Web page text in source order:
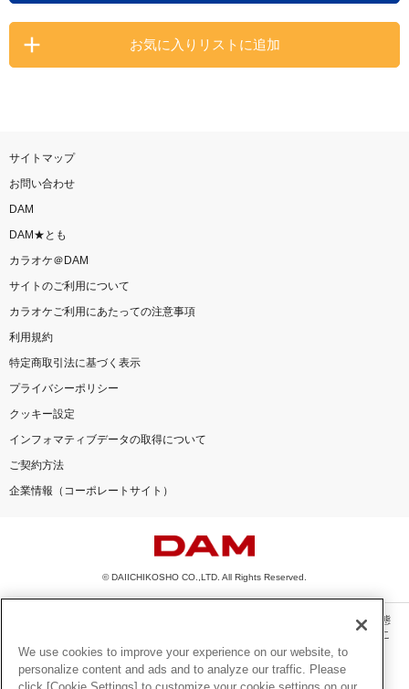
お気に入りリストに追加
サイトマップ
お問い合わせ
DAM
DAM★とも
カラオケ＠DAM
サイトのご利用について
カラオケご利用にあたっての注意事項
利用規約
特定商取引法に基づく表示
プライバシーポリシー
クッキー設定
インフォマティブデータの取得について
ご契約方法
企業情報（コーポレートサイト）
© DAIICHIKOSHO CO.,LTD. All Rights Reserved.
このサイトに掲載されている一切の文章・画像・写真・動画・音声等を、手段や形態
を問わず、著作権法の定める範囲を超えて無断で複製、転載、ファイル化などするこ
とを禁じます。
楽曲及びコンテンツは、機種によりご利用いただけない場合があります。
We use cookies to improve your experience on our website, to
personalize content and ads and to analyze our traffic. Please